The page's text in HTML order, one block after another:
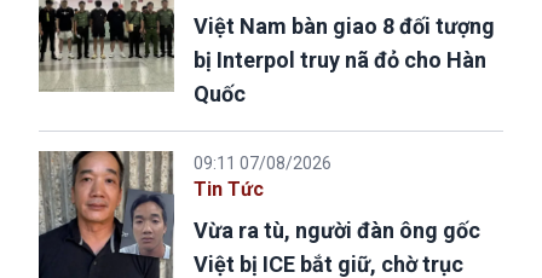
Việt Nam bàn giao 8 đối tượng
bị Interpol truy nã đỏ cho Hàn
Quốc
09:11 07/08/2026
Tin Tức
Vừa ra tù, người đàn ông gốc
Việt bị ICE bắt giữ, chờ trục